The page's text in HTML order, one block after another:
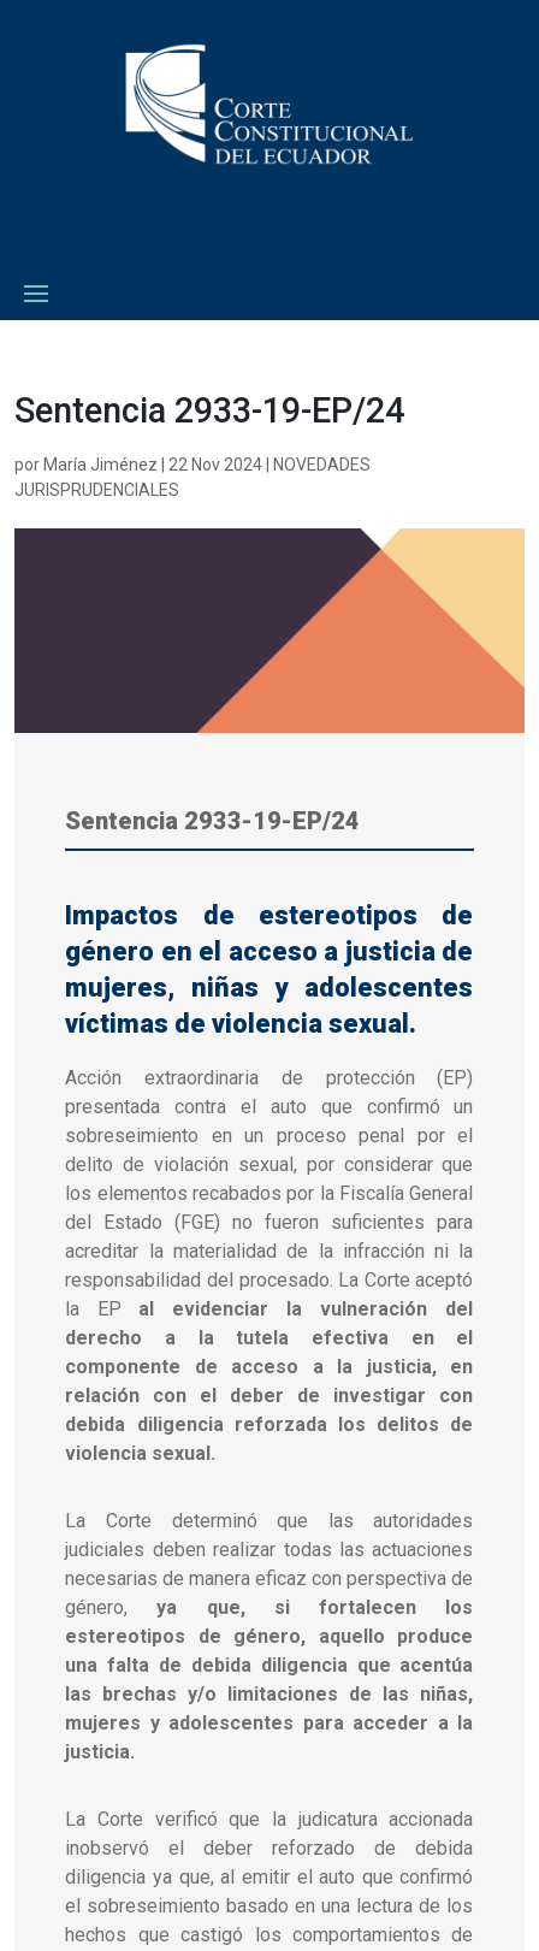
Sentencia 2933-19-EP/24
por María Jiménez 22 Nov 2024
NOVEDADES
JURISPRUDENCIALES
Sentencia 2933-19-EP/24
Impactos de estereotipos de
género en el acceso a justicia de
mujeres, niñas y adolescentes
víctimas de violencia sexual.
Acción extraordinaria de protección (EP)
presentada contra el auto que confirmó un
sobreseimiento en un proceso penal por el
delito de violación sexual, por considerar que
los elementos recabados por la Fiscalía General
del Estado (FGE) no fueron suficientes para
acreditar la materialidad de la infracción ni la
responsabilidad del procesado. La Corte aceptó
la EP al evidenciar la vulneración del
derecho a la tutela efectiva en el
componente de acceso a la justicia, en
relación con el deber de investigar con
debida diligencia reforzada los delitos de
violencia sexual.
La Corte determinó que las autoridades
judiciales deben realizar todas las actuaciones
necesarias de manera eficaz con perspectiva de
género,ya que, si fortalecen los
estereotipos de género, aquello produce
una falta de debida diligencia que acentúa
las brechas y/o limitaciones de las niñas,
mujeres y adolescentes para acceder a la
justicia.
La Corte verificó que la judicatura accionada
inobservó el deber reforzado de debida
diligencia ya que, al emitir el auto que confirmó
el sobreseimiento basado en una lectura de los
hechos que castigó los comportamientos de